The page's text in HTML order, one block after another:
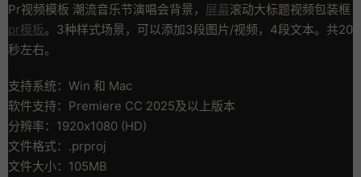
Pr视频模板 潮流音乐节演唱会背景， 屏幕滚动大标题视频包装框
pr模板。3种样式场景，可以添加3段图片/视频，4段文本。共20
秒左右。
支持系统：Win 和 Mac
软件支持：Premiere CC 2025及以上版本
分辨率：1920x1080 (HD)
文件格式：.prproj
文件大小：105MB